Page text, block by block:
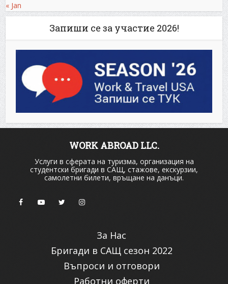
« Jan
Запиши се за участие 2026!
WORK ABROAD LLC.
Услуги в сферата на туризма, организация на
студентски бригади в САЩ, стажове, екскурзии,
самолетни билети, връщане на данъци.
За Нас
Бригади в САЩ сезон 2022
Въпроси и отговори
Работни оферти